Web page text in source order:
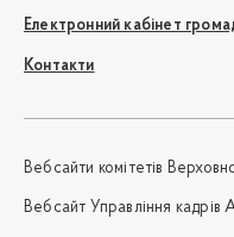
Електронний кабінет
Контакти
Вебсайти комітетів
Вебсайт Управління кадрів